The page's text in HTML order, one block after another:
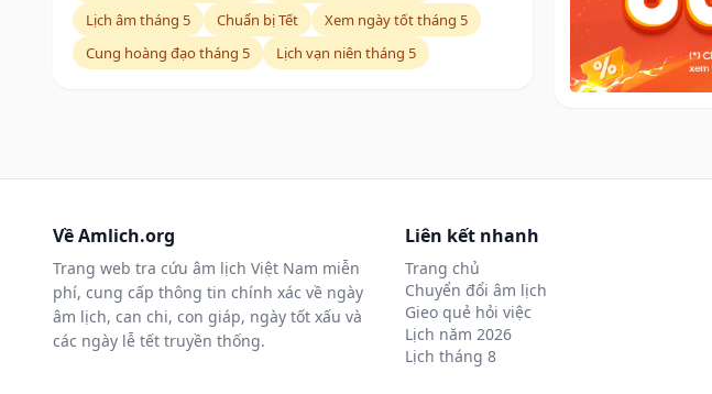
Lịch âm tháng 5
Chuẩn bị Tết
Xem ngày tốt tháng 5
Cung hoàng đạo tháng 5
Lịch vạn niên tháng 5
Về Amlich.org
Trang web tra cứu âm lịch Việt Nam miễn
phí, cung cấp thông tin chính xác về ngày
âm lịch, can chi, con giáp, ngày tốt xấu và
các ngày lễ tết truyền thống.
Liên kết nhanh
Trang chủ
Chuyển đổi âm lịch
Gieo quẻ hỏi việc
Lịch năm 2026
Lịch tháng 8